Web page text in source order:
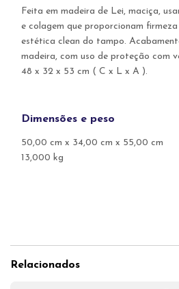
Feita em madeira de Lei, maciça,
e colagem que proporcionam
estética clean do tampo.
madeira, com uso de proteção com
48 x 32 x 53 cm ( C x L x A ).
Dimensões e peso
50,00 cm x 34,00 cm x 55,00 cm
13,000 kg
Relacionados